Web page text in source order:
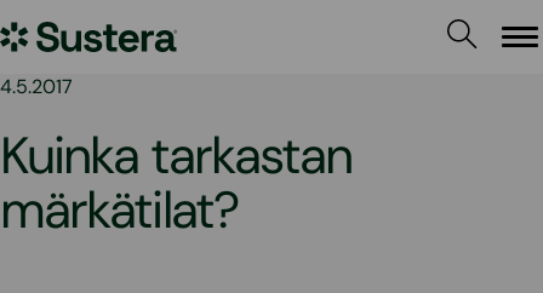
sisältöön
Sustera
4.5.2017
Kuinka tarkastan
märkätilat?